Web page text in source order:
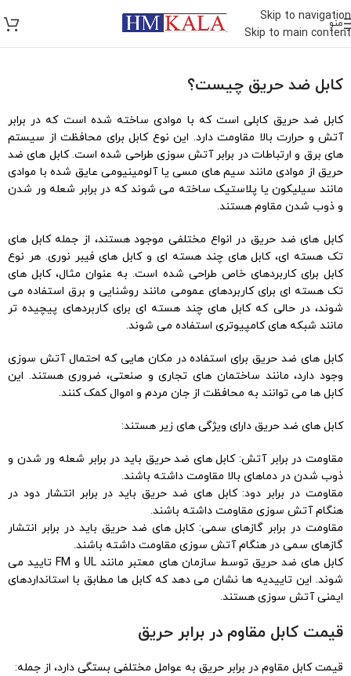
Skip to navigation
Skip to main content
منو
کابل ضد حریق چیست؟
کابل ضد حریق کابلی است که با موادی ساخته شده است که در برابر
آتش و حرارت بالا مقاومت دارد. این نوع کابل برای محافظت از سیستم
های برق و ارتباطات در برابر آتش سوزی طراحی شده است. کابل های ضد
حریق از موادی مانند سیم های مسی یا آلومینیومی عایق شده با موادی
مانند سیلیکون یا پلاستیک ساخته می شوند که در برابر شعله ور شدن
و ذوب شدن مقاوم هستند.
کابل های ضد حریق در انواع مختلفی موجود هستند، از جمله کابل های
تک هسته ای، کابل های چند هسته ای و کابل های فیبر نوری. هر نوع
کابل برای کاربردهای خاص طراحی شده است. به عنوان مثال، کابل های
تک هسته ای برای کاربردهای عمومی مانند روشنایی و برق استفاده می
شوند، در حالی که کابل های چند هسته ای برای کاربردهای پیچیده تر
مانند شبکه های کامپیوتری استفاده می شوند.
کابل های ضد حریق برای استفاده در مکان هایی که احتمال آتش سوزی
وجود دارد، مانند ساختمان های تجاری و صنعتی، ضروری هستند. این
کابل ها می توانند به محافظت از جان مردم و اموال کمک کنند.
کابل های ضد حریق دارای ویژگی های زیر هستند:
مقاومت در برابر آتش: کابل های ضد حریق باید در برابر شعله ور شدن و
ذوب شدن در دماهای بالا مقاومت داشته باشند.
مقاومت در برابر دود: کابل های ضد حریق باید در برابر انتشار دود در
هنگام آتش سوزی مقاومت داشته باشند.
مقاومت در برابر گازهای سمی: کابل های ضد حریق باید در برابر انتشار
گازهای سمی در هنگام آتش سوزی مقاومت داشته باشند.
کابل های ضد حریق توسط سازمان های معتبر مانند UL و FM تایید می
شوند. این تاییدیه ها نشان می دهد که کابل ها مطابق با استانداردهای
ایمنی آتش سوزی هستند.
قیمت کابل مقاوم در برابر حریق
قیمت کابل مقاوم در برابر حریق به عوامل مختلفی بستگی دارد، از جمله: